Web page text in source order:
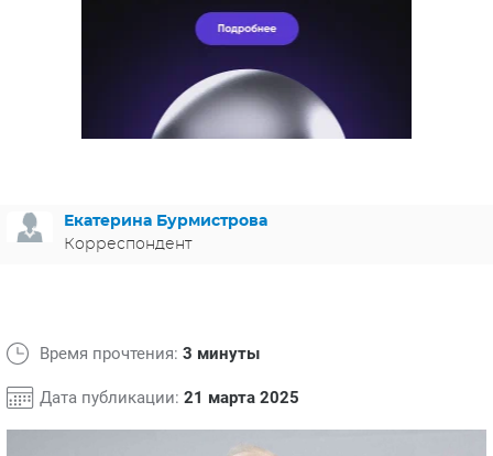
Екатерина Бурмистрова
Корреспондент
Время прочтения: 3 минуты
Дата публикации: 21 марта 2025